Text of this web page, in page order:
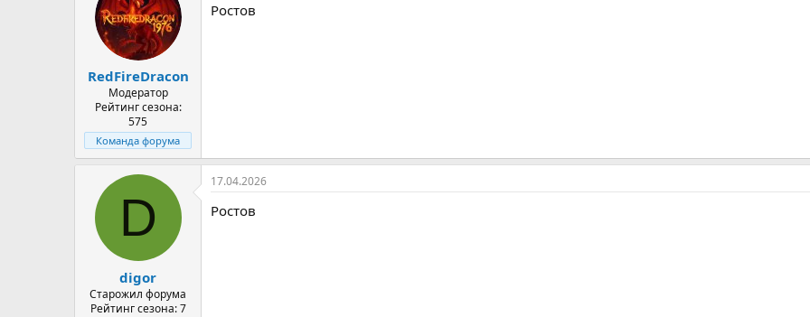
RedFireDracon
Модератор
Рейтинг сезона:
575
Команда форума
Ростов
D
digor
Старожил форума
Рейтинг сезона: 7
17.04.2026
Ростов